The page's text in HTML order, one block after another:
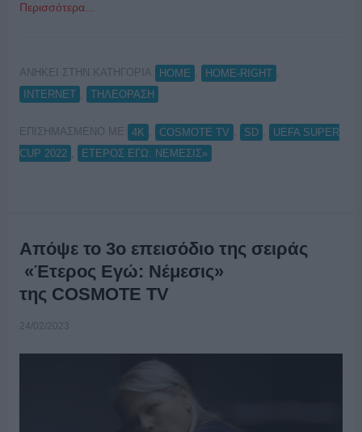
Περισσότερα...
ΑΝΗΚΕΙ ΣΤΗΝ ΚΑΤΗΓΟΡΙΑ: HOME HOME-RIGHT
INTERNET
ΤΗΛΕΟΡΑΣΗ
ΕΠΙΣΗΜΑΣΜΕΝΟ ΜΕ: 4Κ COSMOTE TV SD
UEFA SUPER
CUP 2022
ΕΤΕΡΟΣ ΕΓΩ: ΝΕΜΕΣΙΣ»
Απόψε το 3ο επεισόδιο της σειράς
«Έτερος Εγώ: Νέμεσις»
της COSMOTE TV
24/02/2023